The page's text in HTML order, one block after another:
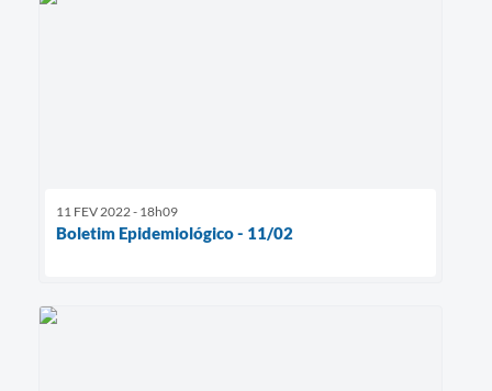
11 FEV 2022 - 18h09
Boletim Epidemiológico - 11/02